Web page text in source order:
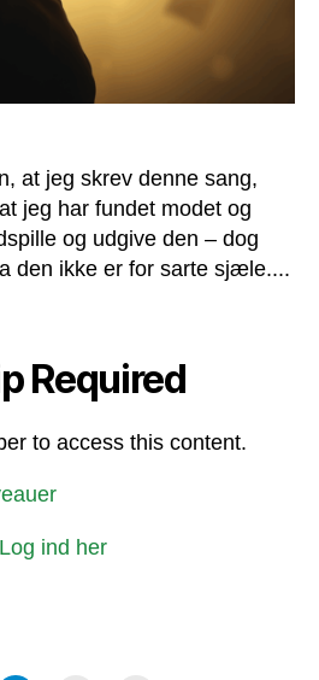
at jeg skrev denne sang,
jeg har fundet modet og
og udgive den – dog
den ikke er for sarte sjæle....
Required
to access this content.
Log ind her